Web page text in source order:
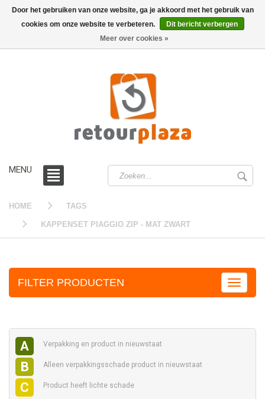
MENU
HOME TAGS
KAPPENSET PIAGGIO ZIP - MAT ZWART
FILTER PRODUCTEN
A Verpakking en product in nieuwstaat
B Alleen verpakkingsschade product in nieuwstaat
C Product heeft lichte schade
Door het gebruiken van onze website, ga je akkoord met het gebruik van
cookies om onze website te verbeteren.
Dit bericht verbergen
Meer over cookies »